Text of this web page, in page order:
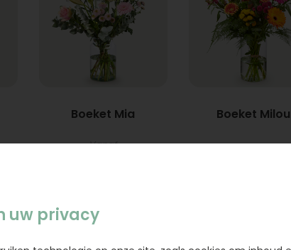
Boeket Mia
Vanaf
Boeket Milou
uw privacy